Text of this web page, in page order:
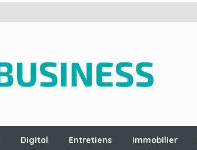
Digital Entretiens Immobilier